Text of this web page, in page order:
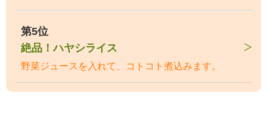
第5位
絶品！ハヤシライス
野菜ジュースを入れて、コトコト煮込みます。